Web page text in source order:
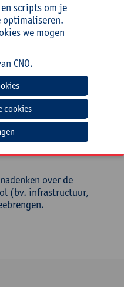
uit het
Enige affiniteit met
is een plus,
cursist
door
over de
(bv. infrastructuur,
scripts om je
we mogen
CNO.